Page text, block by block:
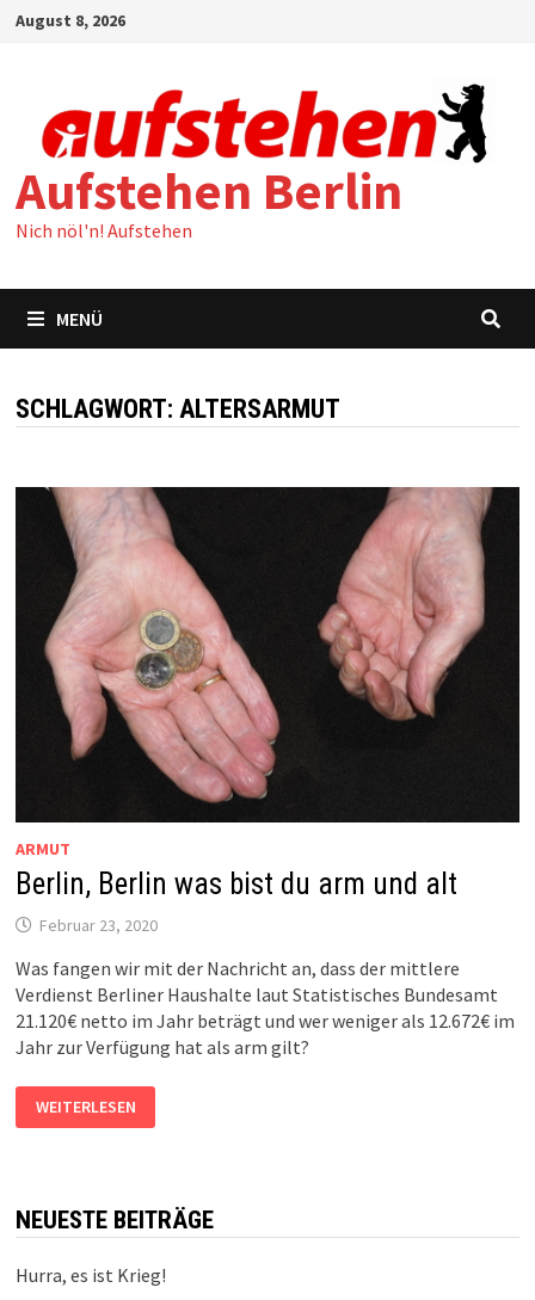
ZumAugust 8, 2026
Aufstehen Berlin
Nich nöl'n! Aufstehen
MENÜ
SCHLAGWORT: ALTERSARMUT
ARMUT
Berlin, Berlin was bist du arm und alt
Februar 23, 2020
Was fangen wir mit der Nachricht an, dass der mittlere
Verdienst Berliner Haushalte laut Statistisches Bundesamt
21.120€ netto im Jahr beträgt und wer weniger als 12.672€ im
Jahr zur Verfügung hat als arm gilt?
BERLIN,
BERLIN
WAS
ALT
WEITERLESEN
NEUESTE BEITRÄGE
Hurra, es ist Krieg!